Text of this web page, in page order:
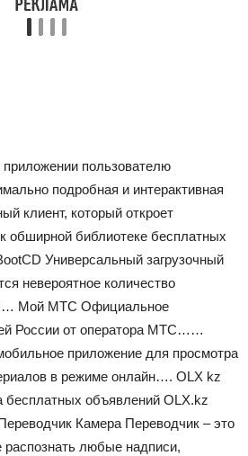
пользователю
подробная и интерактивная
клиент, который откроет
обширной библиотеке бесплатных
Универсальный загрузочный
невероятное количество
Мой МТС Официальное
России от оператора МТС……
приложение для просмотра
в режиме онлайн…. OLX kz
бесплатных объявлений OLX.kz
Камера Переводчик – это
распознать любые надписи,